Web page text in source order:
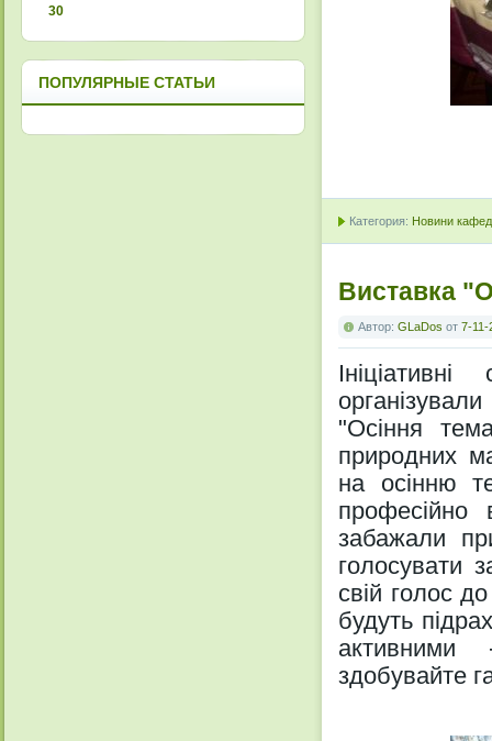
Категория: Новини
Виставка
Автор: GLaDos от 7-11-
"Осіння
природних
на осінню
професійно
забажали
голосувати
свій голос
будуть
активними
здобувайте
30
ПОПУЛЯРНЫЕ СТАТЬИ